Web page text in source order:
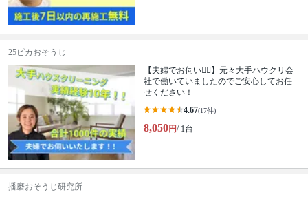
25ピカおそうじ
【夫婦でお伺い🙆‍♀️】元々大手ハウクリ会
社で働いていましたのでご安心してお任
せください！
4.67(17件)
8,050円/ 1台
播磨おそうじ研究所